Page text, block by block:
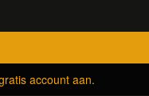
account aan.